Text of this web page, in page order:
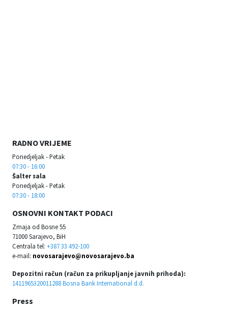
RADNO VRIJEME
Ponedjeljak - Petak
07:30 - 16:00
Šalter sala
Ponedjeljak - Petak
07:30 - 18:00
OSNOVNI KONTAKT PODACI
Zmaja od Bosne 55
71000 Sarajevo, BiH
Centrala tel: +387 33 492-100
e-mail: novosarajevo@novosarajevo.ba
Depozitni račun (račun za prikupljanje javnih prihoda):
1411965320011288 Bosna Bank International d.d.
Press